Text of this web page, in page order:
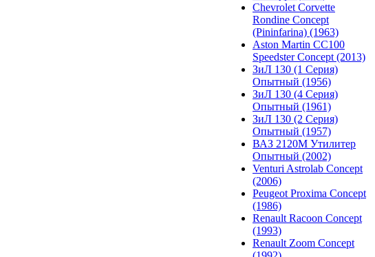
Chevrolet Corvette
Rondine Concept
(Pininfarina) (1963)
Aston Martin CC100
Speedster Concept (2013)
ЗиЛ 130 (1 Серия)
Опытный (1956)
ЗиЛ 130 (4 Серия)
Опытный (1961)
ЗиЛ 130 (2 Серия)
Опытный (1957)
ВАЗ 2120М Утилитер
Опытный (2002)
Venturi Astrolab Concept
(2006)
Peugeot Proxima Concept
(1986)
Renault Racoon Concept
(1993)
Renault Zoom Concept